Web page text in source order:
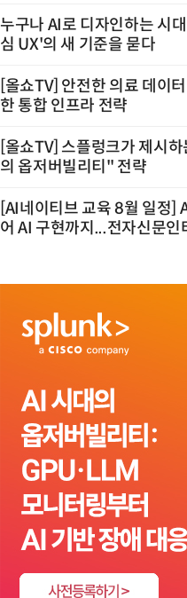
누구나 AI로 디자인하는 시
심 UX'의 새 기준을 묻다
[올쇼TV] 안전한 의료 데이
한 통합 인프라 전략
[올쇼TV] 스플렁크가 제시
의 옵저버빌리티" 전략
[AI네이티브 교육 8월 일정]
어 AI 구현까지...전자신문인